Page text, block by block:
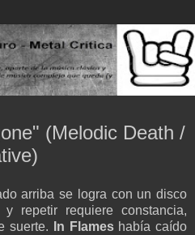
(Melodic Death /
arriba se logra con un disco
repetir requiere constancia,
suerte.
In Flameshabía caído